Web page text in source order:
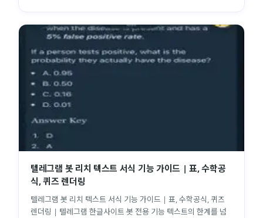
텔레그램 봇 리치 텍스트 서식 기능 가이드 | 표, 수학공
식, 퀴즈 렌더링
텔레그램 봇 리치 텍스트 서식 기능 가이드 | 표, 수학공식, 퀴즈
렌더링 | 텔레그램 한글사이트 봇 전용 기능 텍스트의 한계를 넘